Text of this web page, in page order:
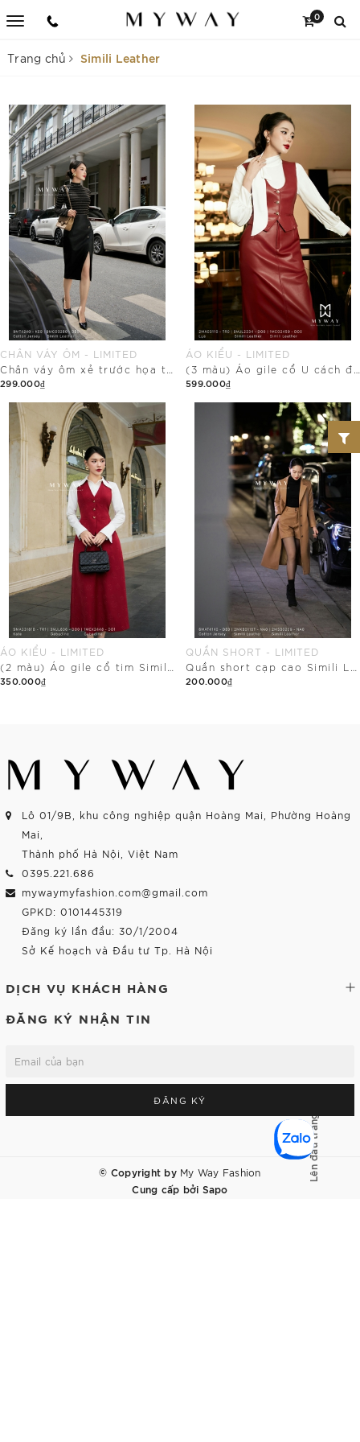
0
Trang chủ Simili Leather
CHÂN VÁY ÔM - LIMITED
299.000₫
Mua Ngay
ÁO KIỂU - LIMITED
599.000₫
Mua Ngay
ÁO KIỂU - LIMITED
350.000₫
QUẦN SHORT - LIMITED
200.000₫
Lô 01/9B, khu công nghiệp quận Hoàng Mai, Phường Hoàng
Mai,
Thành phố Hà Nội, Việt Nam
0395.221.686
mywaymyfashion.com@gmail.com
GPKD: 0101445319
Đăng ký lần đầu: 30/1/2004
Sở Kế hoạch và Đầu tư Tp. Hà Nội
DỊCH VỤ KHÁCH HÀNG
ĐĂNG KÝ NHẬN TIN
ĐĂNG KÝ
© Copyright by My Way Fashion
Cung cấp bởi Sapo
Lên đầu trang